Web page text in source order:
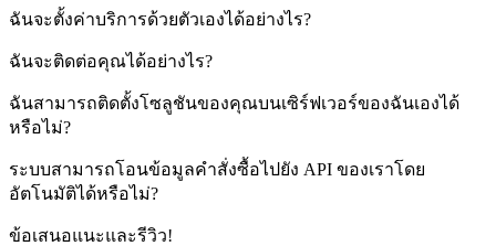
ฉันจะตั้งค่าบริการด้วยตัวเองได้อย่างไร?
ฉันจะติดต่อคุณได้อย่างไร?
ฉันสามารถติดตั้งโซลูชันของคุณบนเซิร์ฟเวอร์ของฉันเองได้
หรือไม่?
ระบบสามารถโอนข้อมูลคำสั่งซื้อไปยัง API ของเราโดย
อัตโนมัติได้หรือไม่?
ข้อเสนอแนะและรีวิว!